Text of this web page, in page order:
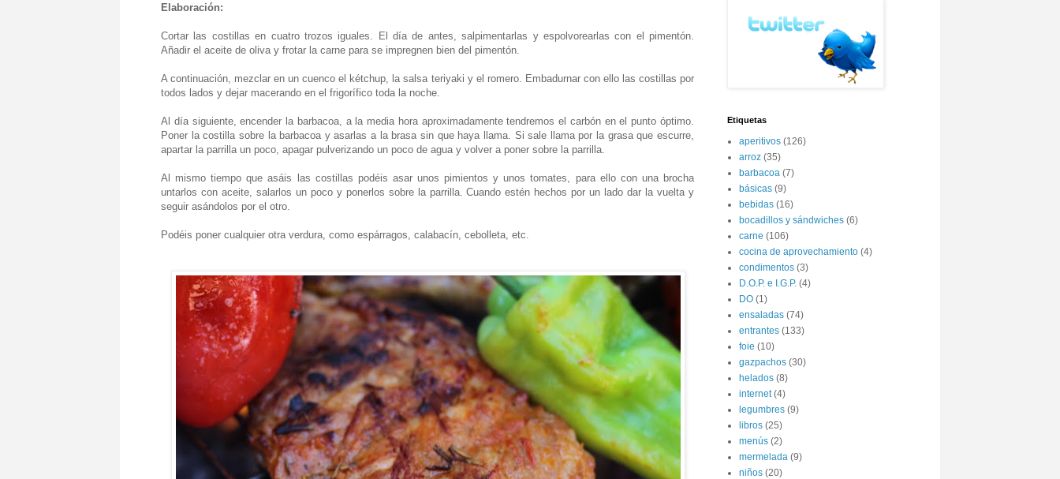
Elaboración:
Cortar las costillas en cuatro trozos iguales. El día de antes, salpimentarlas y espolvorearlas con el pimentón.
Añadir el aceite de oliva y frotar la carne para se impregnen bien del pimentón.
A continuación, mezclar en un cuenco el kétchup, la salsa teriyaki y el romero. Embadurnar con ello las costillas por
todos lados y dejar macerando en el frigorífico toda la noche.
Al día siguiente, encender la barbacoa, a la media hora aproximadamente tendremos el carbón en el punto óptimo.
Poner la costilla sobre la barbacoa y asarlas a la brasa sin que haya llama. Si sale llama por la grasa que escurre,
apartar la parrilla un poco, apagar pulverizando un poco de agua y volver a poner sobre la parrilla.
Al mismo tiempo que asáis las costillas podéis asar unos pimientos y unos tomates, para ello con una brocha
untarlos con aceite, salarlos un poco y ponerlos sobre la parrilla. Cuando estén hechos por un lado dar la vuelta y
seguir asándolos por el otro.
Podéis poner cualquier otra verdura, como espárragos, calabacín, cebolleta, etc.
Etiquetas
aperitivos (126)
arroz (35)
barbacoa (7)
básicas (9)
bebidas (16)
bocadillos y sándwiches (6)
carne (106)
cocina de aprovechamiento (4)
condimentos (3)
D.O.P. e I.G.P. (4)
DO (1)
ensaladas (74)
entrantes (133)
foie (10)
gazpachos (30)
helados (8)
internet (4)
legumbres (9)
libros (25)
menús (2)
mermelada (9)
niños (20)